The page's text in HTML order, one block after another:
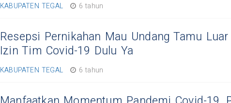
KABUPATEN TEGAL 6 tahun
Resepsi Pernikahan Mau Undang Tamu Luar
Izin Tim Covid-19 Dulu Ya
KABUPATEN TEGAL 6 tahun